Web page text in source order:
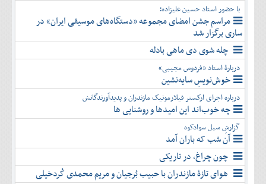
با حضور استاد حسین علیزاده؛
مراسم جشن امضای مجموعه «دستگاه‌های موسیقی ایران» در
ساری برگزار شد
چله شوی دی ماهی بادله
دربارۀ استاد «فردوس مجیبی»
خوش‌نویسِ سایه‌نشین
درباره اجرای ارکستر فیلارمونیک مازندران و پدیدآورندگانش
چه خوب‌اند این امیدها و روشنایی ها
گزارشِ سیل سوادکوه
آن شب که باران آمد
چون چراغ، در تاریکی
هوای تازۀ مازندران با حبیب بُرجیان و مریم محمدی کُردخیلی